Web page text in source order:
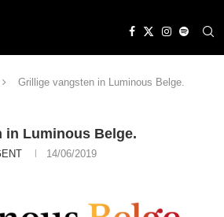
Grillige vangsten in Luminous Belge.
in Luminous Belge.
14/06/2019